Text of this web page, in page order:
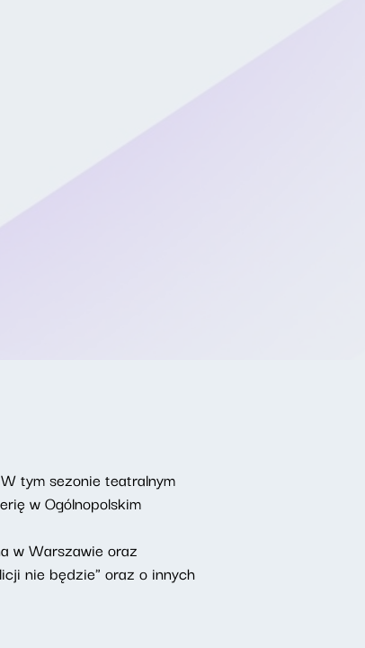
tym sezonie teatralnym
w Ogólnopolskim
w Warszawie oraz
nie będzie" oraz o innych